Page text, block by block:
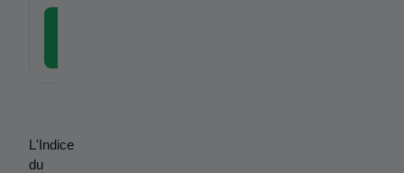
L'Indice
du